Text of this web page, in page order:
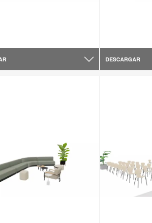
DESCARGAR